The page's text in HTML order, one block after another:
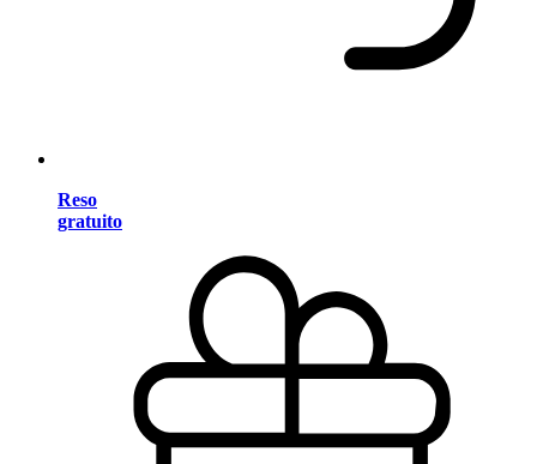
Reso
gratuito